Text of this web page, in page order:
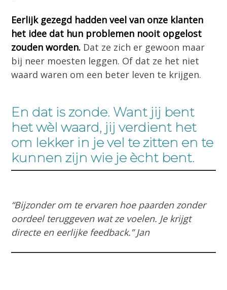
Eerlijk gezegd hadden veel van onze klanten
het idee dat hun problemen nooit opgelost
zouden worden. Dat ze zich er gewoon maar
bij neer moesten leggen. Of dat ze het niet
waard waren om een beter leven te krijgen.
En dat is zonde. Want jij bent
het wèl waard, jij verdient het
om lekker in je vel te zitten en te
kunnen zijn wie je ècht bent.
“Bijzonder om te ervaren hoe paarden zonder
oordeel teruggeven wat ze voelen. Je krijgt
directe en eerlijke feedback.” Jan